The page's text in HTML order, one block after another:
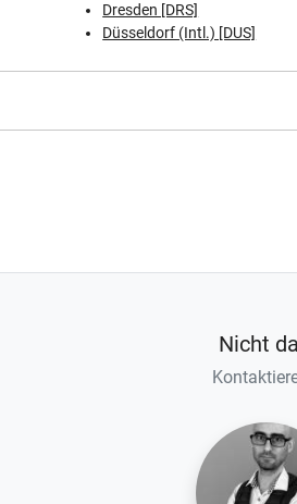
Dresden [DRS]
Düsseldorf (Intl.) [DUS]
Nicht